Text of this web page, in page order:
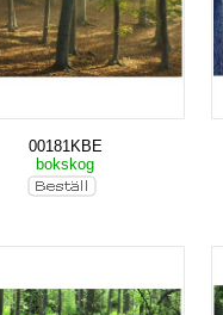
00181KBE
bokskog